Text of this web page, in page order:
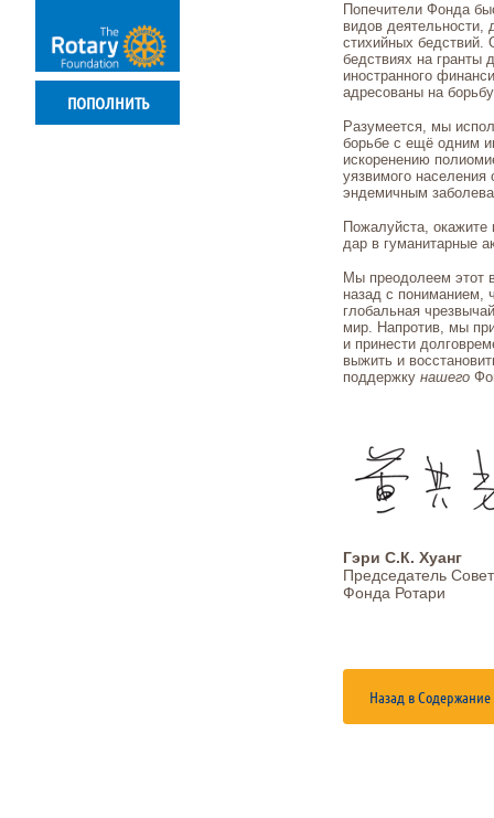
Назад в Содержание
Попечители Фонда
видов деятельности,
стихийных
бедствиях на гранты
иностранного
адресованы на
Разумеется, мы
борьбе с ещё одним
искоренению
уязвимого населения
эндемичным
Пожалуйста,
дар в гуманитарные
Мы преодолеем этот
назад с пониманием,
глобальная
мир. Напротив, мы
и принести
выжить и
поддержку нашего
Гэри С.К. Хуанг
Председатель
Фонда Ротари
ПОПОЛНИТЬ